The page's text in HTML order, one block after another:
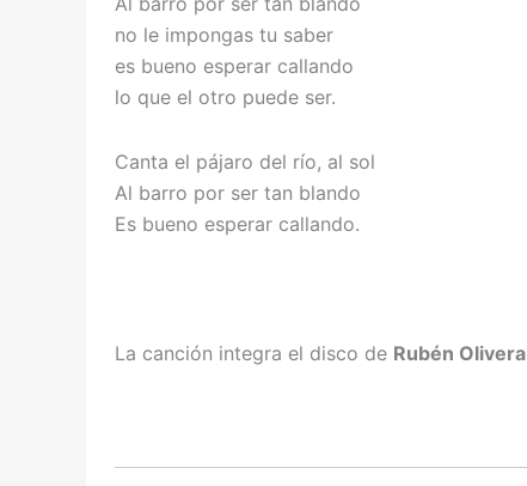
no le impongas tu saber
es bueno esperar callando
lo que el otro puede ser.
Canta el pájaro del río, al sol
Al barro por ser tan blando
Es bueno esperar callando.
La canción integra el disco de Rubén Olivera